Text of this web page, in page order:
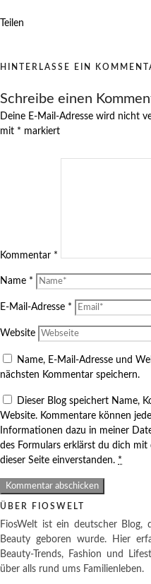
Teilen
HINTERLASSE EIN
Schreibe einen
Deine E-Mail-Adresse wird nicht
mit * markiert
Kommentar *
Name *
E-Mail-Adresse *
Website
Name, E-Mail-Adresse und
nächsten Kommentar speichern.
Dieser Blog speichert Name,
Website. Kommentare können
Informationen dazu in meiner
des Formulars erklärst du dich
dieser Seite einverstanden. *
ÜBER FIOSWELT
FiosWelt ist ein deutscher Blog,
Beauty geboren wurde. Hier
Beauty-Trends, Fashion und
über alls rund ums Familienleben.